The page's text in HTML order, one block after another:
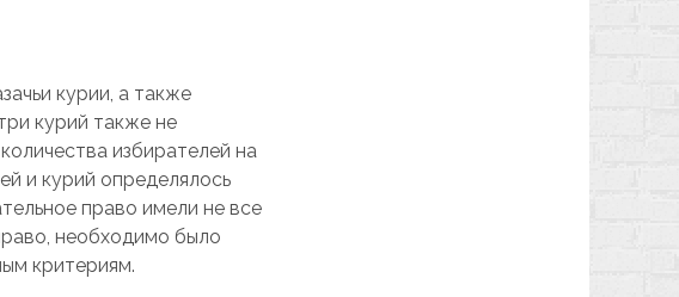
курии, а также
курий также не
избирателей на
и курий определялось
право имели не все
необходимо было
критериям.